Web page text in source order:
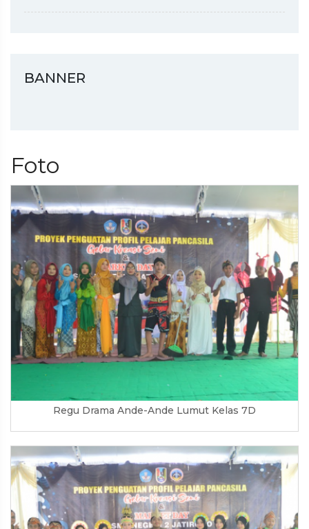
BANNER
Foto
Regu Drama Ande-Ande Lumut Kelas 7D